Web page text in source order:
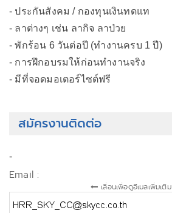
- ประกันสังคม / กองทุนเงินทดแท
- ลาต่างๆ เช่น ลากิจ ลาป่วย
- พักร้อน 6 วันต่อปี (ทำงานครบ 1 ปี)
- การฝึกอบรมให้ก่อนทำงานจริง
- มีที่จอดมอเตอร์ไซต์ฟรี
สมัครงานติดต่อ
-
Email :
เลื่อนเพื่อดูอีเมลเพิ่มเติม